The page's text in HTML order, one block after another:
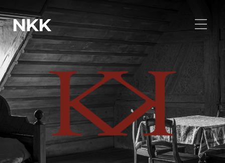
NKK